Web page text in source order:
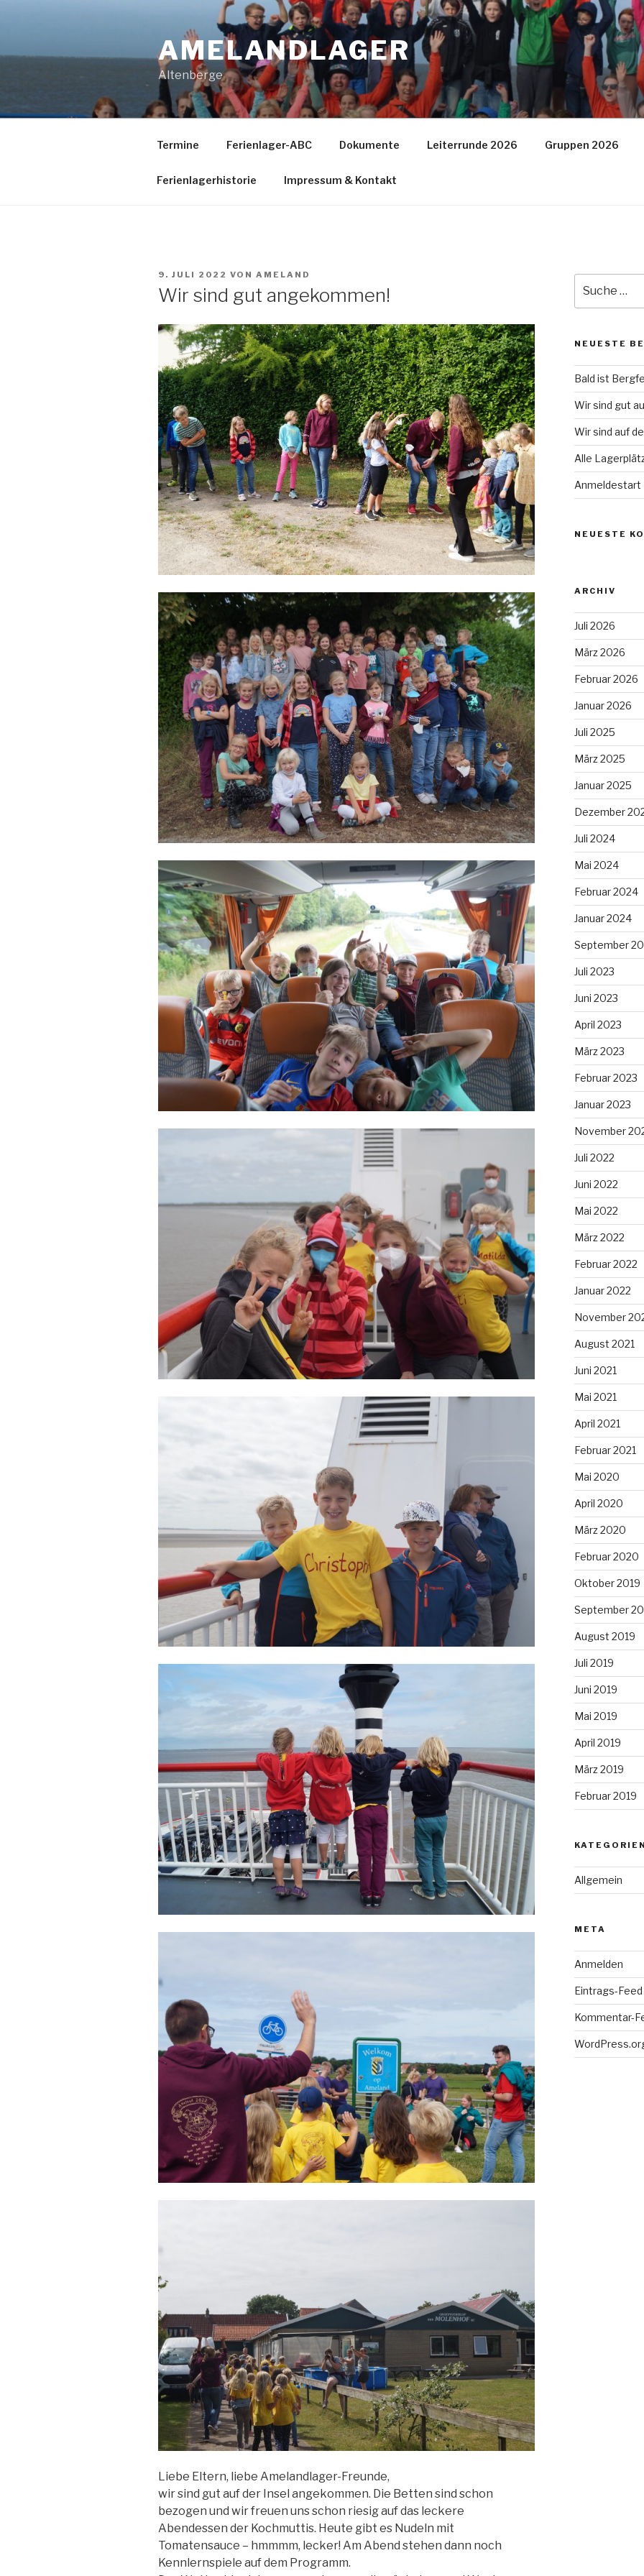
AMELANDLAGER
Altenberge
Termine Ferienlager-ABC Dokumente Leiterrunde 2026 Gruppen 2026
Ferienlagerhistorie Impressum & Kontakt
VERÖFFENTLICHT
9. JULI 2022 VON AMELAND
Wir sind gut angekommen!
Liebe Eltern, liebe Amelandlager-Freunde,
wir sind gut auf der Insel angekommen. Die Betten sind schon
bezogen und wir freuen uns schon riesig auf das leckere
Abendessen der Kochmuttis. Heute gibt es Nudeln mit
Tomatensauce – hmmmm, lecker! Am Abend stehen dann noch
Kennlernspiele auf dem Programm.
nach:
NEUESTE
Bald ist
Wir sind gut
Wir sind auf
Alle
Anmeldestart
NEUESTE
ARCHIV
Juli 2026
März 2026
Februar 2026
Januar 2026
Juli 2025
März 2025
Januar 2025
Dezember
Juli 2024
Mai 2024
Februar 2024
Januar 2024
September
Juli 2023
Juni 2023
April 2023
März 2023
Februar 2023
Januar 2023
November
Juli 2022
Juni 2022
Mai 2022
März 2022
Februar 2022
Januar 2022
November
August 2021
Juni 2021
Mai 2021
April 2021
Februar 2021
Mai 2020
April 2020
März 2020
Februar 2020
Oktober 2019
September
August 2019
Juli 2019
Juni 2019
Mai 2019
April 2019
März 2019
Februar 2019
Allgemein
META
Anmelden
Eintrags-Feed
Kommentar-